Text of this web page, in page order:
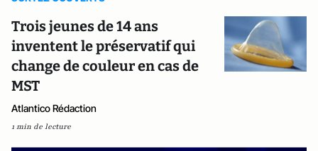
Trois jeunes de 14 ans
inventent le préservatif qui
change de couleur en cas de
MST
Atlantico Rédaction
1 min de lecture